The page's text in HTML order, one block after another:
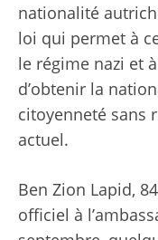
nationalité
loi qui permet à
le régime nazi et
d’obtenir la
citoyenneté sans
actuel.
Ben Zion Lapid,
officiel à